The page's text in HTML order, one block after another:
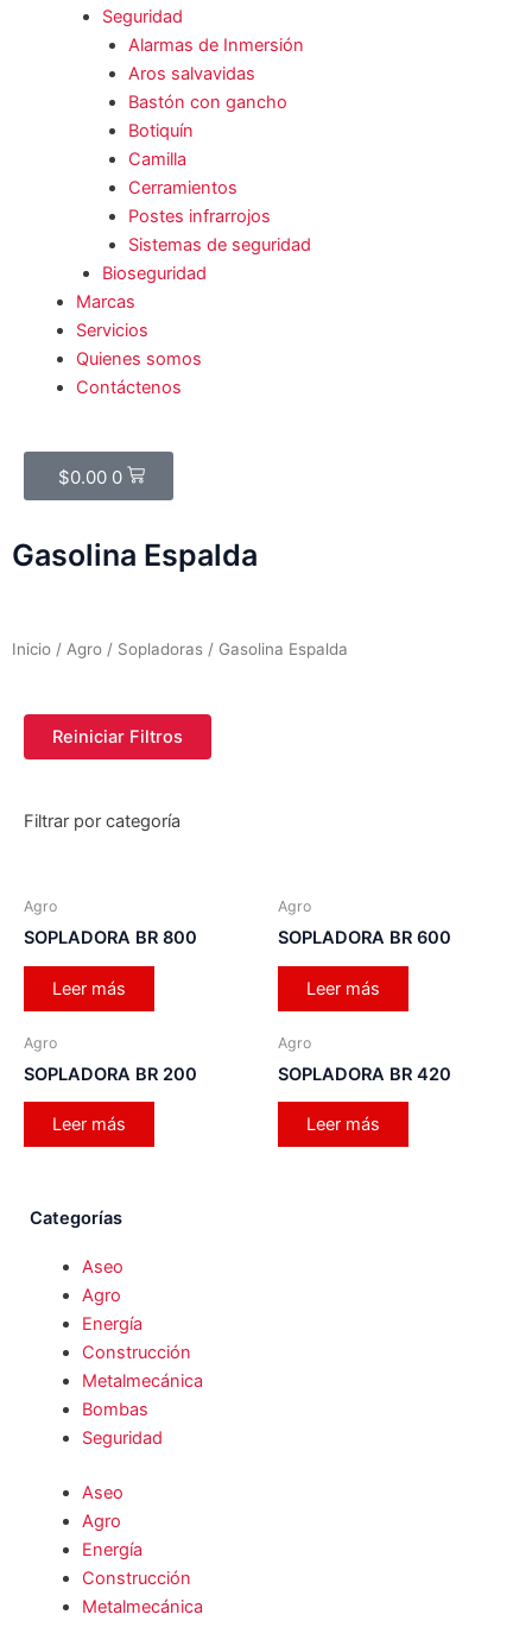
Seguridad
Alarmas de Inmersión
Aros salvavidas
Bastón con gancho
Botiquín
Camilla
Cerramientos
Postes infrarrojos
Sistemas de seguridad
Bioseguridad
Marcas
Servicios
Quienes somos
Contáctenos
$0.00 0
Cart
Gasolina Espalda
Inicio / Agro / Sopladoras / Gasolina Espalda
Reiniciar Filtros
Filtrar por categoría
Agro
SOPLADORA BR 800
Leer más
Agro
SOPLADORA BR 600
Leer más
Agro
SOPLADORA BR 200
Leer más
Agro
SOPLADORA BR 420
Leer más
Categorías
Aseo
Agro
Energía
Construcción
Metalmecánica
Bombas
Seguridad
Aseo
Agro
Energía
Construcción
Metalmecánica